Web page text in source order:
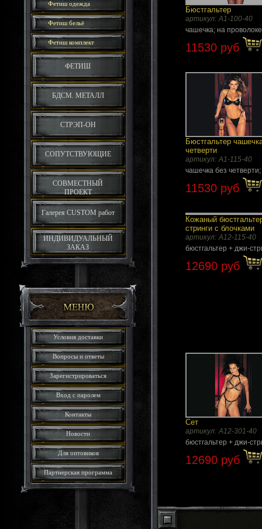
Фетиш одежда
Фетиш бельё
Фетиш комплект
ФЕТИШ
БДСМ. МЕТАЛЛ
СТРЭП-ОН
СОПУТСТВУЮЩИЕ
СОВМЕСТНЫЙ
ПРОЕКТ
Галерея CUSTOM работ
ИНДИВИДУАЛЬНЫЙ
ЗАКАЗ
Условия доставки
Вопросы и ответы
Зарегистрироваться
Вход с паролем
Контакты
Новости
Для оптовиков
Партнерская программа
Бюстгальтер
артикул: A1-100-40
чашечка; на проволоке
11530 руб
Бюстгальтер
четверти
артикул: A1-115-40
чашечка без четверти;
11530 руб
Кожаный
стринги с блочками
артикул: А12-115-40
бюстгальтер + джи-
12690 руб
Сет
артикул: A12-301-40
бюстгальтер + джи-
12690 руб